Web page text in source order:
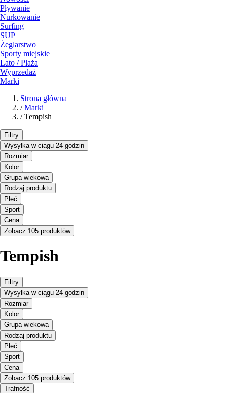
Pływanie
Nurkowanie
Surfing
SUP
Żeglarstwo
Sporty miejskie
Lato / Plaża
Wyprzedaż
Marki
Strona główna
/ Marki
/ Tempish
Filtry
Wysyłka w ciągu 24 godzin
Rozmiar
Kolor
Grupa wiekowa
Rodzaj produktu
Płeć
Sport
Cena
Zobacz 105 produktów
Tempish
Filtry
Wysyłka w ciągu 24 godzin
Rozmiar
Kolor
Grupa wiekowa
Rodzaj produktu
Płeć
Sport
Cena
Zobacz 105 produktów
Trafność